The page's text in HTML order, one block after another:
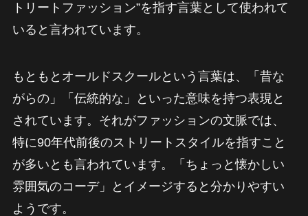
トリートファッション”を指す言葉として使われて
いると言われています。
もともとオールドスクールという言葉は、「昔な
がらの」「伝統的な」といった意味を持つ表現と
されています。それがファッションの文脈では、
特に90年代前後のストリートスタイルを指すこと
が多いとも言われています。「ちょっと懐かしい
雰囲気のコーデ」とイメージすると分かりやすい
ようです。